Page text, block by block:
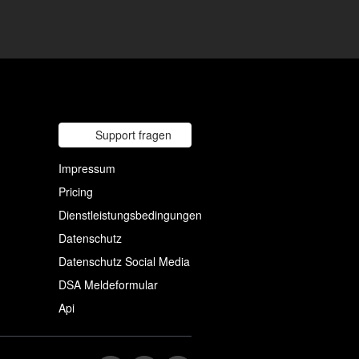
Support fragen
Impressum
Pricing
Dienstleistungsbedingungen
Datenschutz
Datenschutz Social Media
DSA Meldeformular
Api